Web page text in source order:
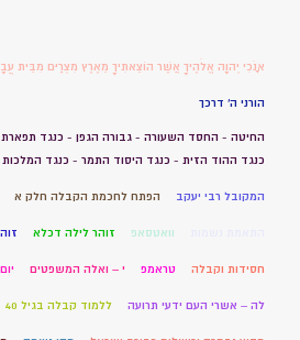
אָנֹכִי יְהוָה אֱלֹהֶיךָ אֲשֶׁר הוֹצֵאתִיךָ מֵאֶרֶץ מִצְרַיִם מִבֵּית
הורני ה' דרכך
החיטה - החסד השעורה - גבורה הגפן - כנגד תפארת
כנגד ההוד הזית - כנגד היסוד התמר - כנגד המלכות
המקובל רבי יעקב הפתח לחכמת הקבלה חלק א
וואטסאפ זוהר לילה דכלא
חסידות וקבלה טראמפ י – ואלה המשפטים
לה – אשרי העם ידעי תרועה ללמוד קבלה בגיל 40